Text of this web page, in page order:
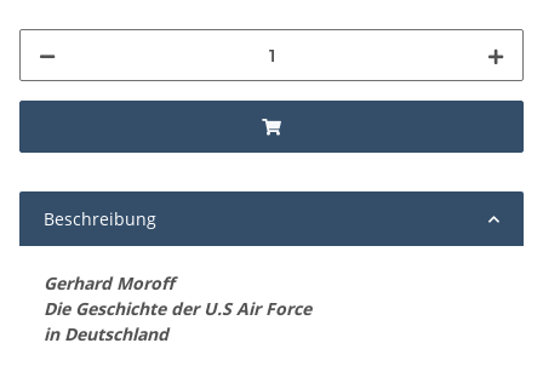
Beschreibung
Gerhard Moroff
Die Geschichte der U.S Air Force
in Deutschland